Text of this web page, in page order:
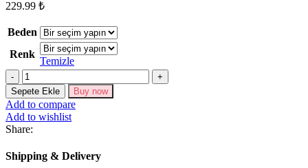
229.99 ₺
Beden
Renk
Temizle
Kadın
Askılı
Derin
Sırt
Dekolteli
Ajurlu
Triko
Pareo
Sepete Ekle Buy now
Add to compare
Add to wishlist
Share:
Shipping & Delivery